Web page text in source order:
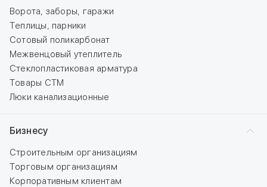
Ворота, заборы, гаражи
Теплицы, парники
Сотовый поликарбонат
Межвенцовый утеплитель
Стеклопластиковая арматура
Товары СТМ
Люки канализационные
Бизнесу
Строительным организациям
Торговым организациям
Корпоративным клиентам